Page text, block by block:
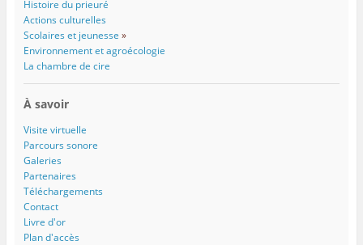
Histoire du prieuré
Actions culturelles
Scolaires et jeunesse »
Environnement et agroécologie
La chambre de cire
À savoir
Visite virtuelle
Parcours sonore
Galeries
Partenaires
Téléchargements
Contact
Livre d'or
Plan d'accès